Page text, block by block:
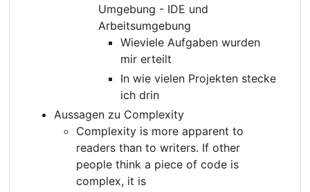
Umgebung - IDE und
Arbeitsumgebung
Wieviele Aufgaben wurden
mir erteilt
In wie vielen Projekten stecke
ich drin
Aussagen zu Complexity
Complexity is more apparent to
readers than to writers. If other
people think a piece of code is
complex, it is